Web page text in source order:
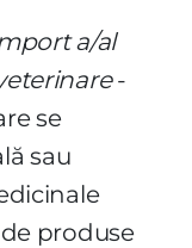
a/al
-
se
sau
produse